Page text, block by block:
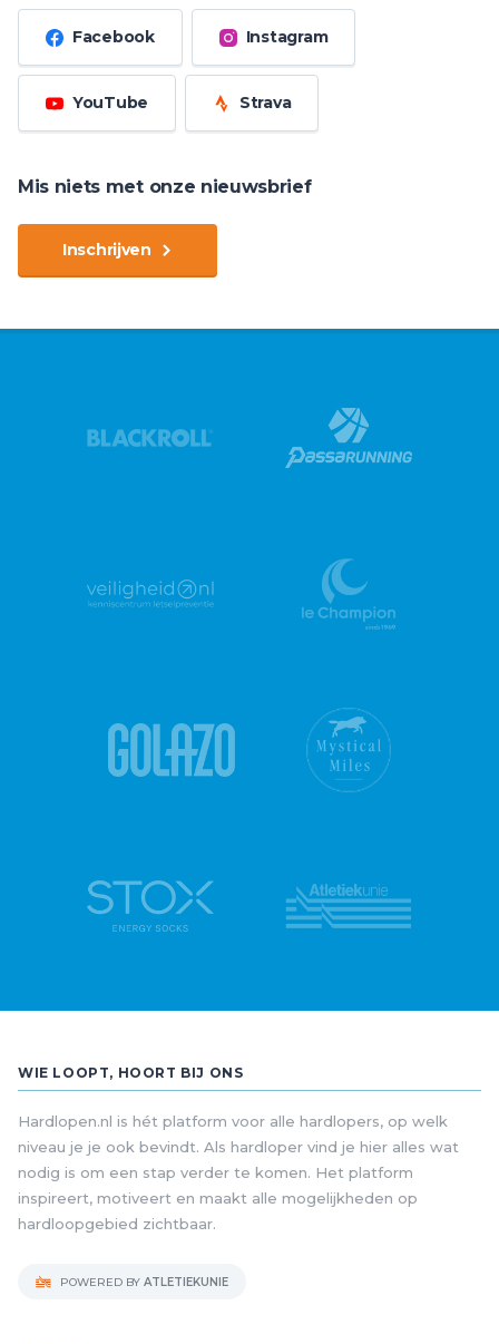
Facebook Instagram
YouTube Strava
Mis niets met onze nieuwsbrief
Inschrijven
WIE LOOPT, HOORT BIJ ONS
Hardlopen.nl is hét platform voor alle hardlopers, op welk
niveau je je ook bevindt. Als hardloper vind je hier alles wat
nodig is om een stap verder te komen. Het platform
inspireert, motiveert en maakt alle mogelijkheden op
hardloopgebied zichtbaar.
POWERED BY ATLETIEKUNIE